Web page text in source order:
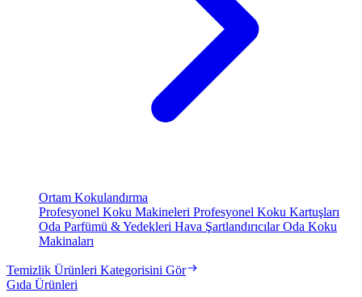
Ortam Kokulandırma
Profesyonel Koku Makineleri Profesyonel Koku Kartuşları
Oda Parfümü & Yedekleri Hava ŞartlandırıcılarOda Koku
Makinaları
Temizlik Ürünleri Kategorisini Gör
Gıda Ürünleri